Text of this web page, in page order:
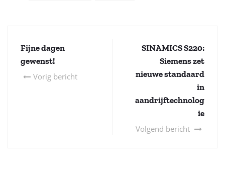
Fijne dagen
gewenst!
Vorig bericht
SINAMICS S220:
Siemens zet
nieuwe standaard
in
aandrijftechnolog
ie
Volgend bericht